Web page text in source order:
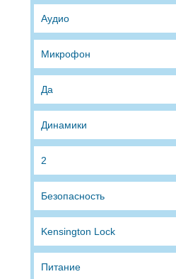
Аудио
Микрофон
Да
Динамики
2
Безопасность
Kensington Lock
Питание